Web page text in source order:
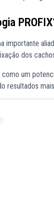
importante
dos
como um
resultados